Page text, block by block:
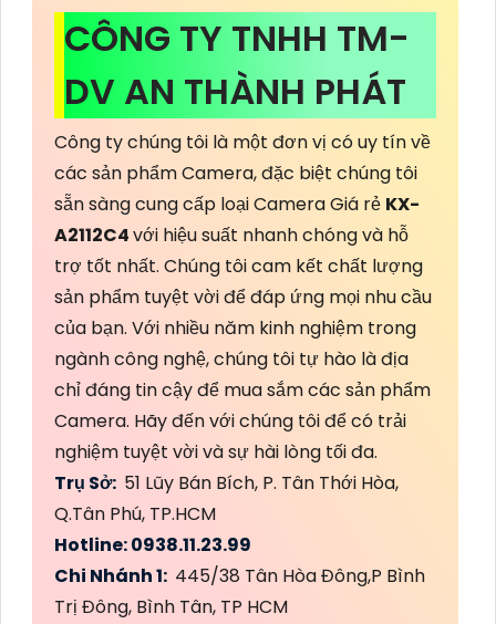
CÔNG TY TNHH TM-
DV AN THÀNH PHÁT
Công ty chúng tôi là một đơn vị có uy tín về
các sản phẩm Camera, đặc biệt chúng tôi
sẵn sàng cung cấp loại Camera Giá rẻ KX-
A2112C4với hiệu suất nhanh chóng và hỗ
trợ tốt nhất. Chúng tôi cam kết chất lượng
sản phẩm tuyệt vời để đáp ứng mọi nhu cầu
của bạn. Với nhiều năm kinh nghiệm trong
ngành công nghệ, chúng tôi tự hào là địa
chỉ đáng tin cậy để mua sắm các sản phẩm
Camera. Hãy đến với chúng tôi để có trải
nghiệm tuyệt vời và sự hài lòng tối đa.
Trụ Sở: 51 Lũy Bán Bích, P. Tân Thới Hòa,
Q.Tân Phú, TP.HCM
Hotline: 0938.11.23.99
Chi Nhánh 1: 445/38 Tân Hòa Đông,P Bình
Trị Đông, Bình Tân, TP HCM